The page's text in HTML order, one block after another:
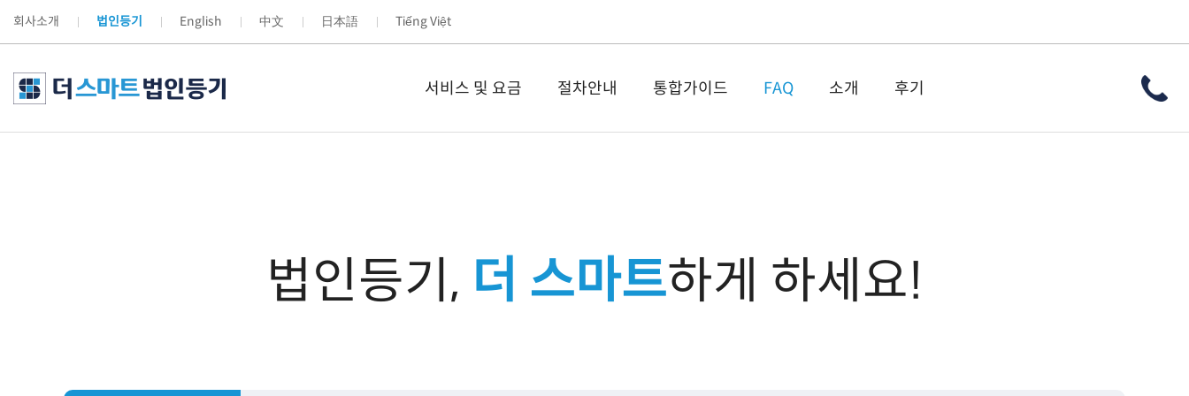
회사소개 법인등기 English 中文 日本語 Tiếng Việt
서비스 및 요금 절차안내 통합가이드 FAQ 소개 후기
법인등기, 더 스마트하게 하세요!